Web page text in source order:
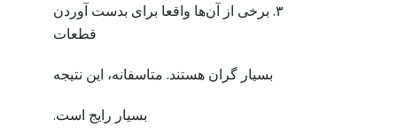
۳. برخی از آن‌ها واقعا برای بدست آوردن
قطعات
بسیار گران هستند. متاسفانه، این نتیجه
بسیار رایج است.